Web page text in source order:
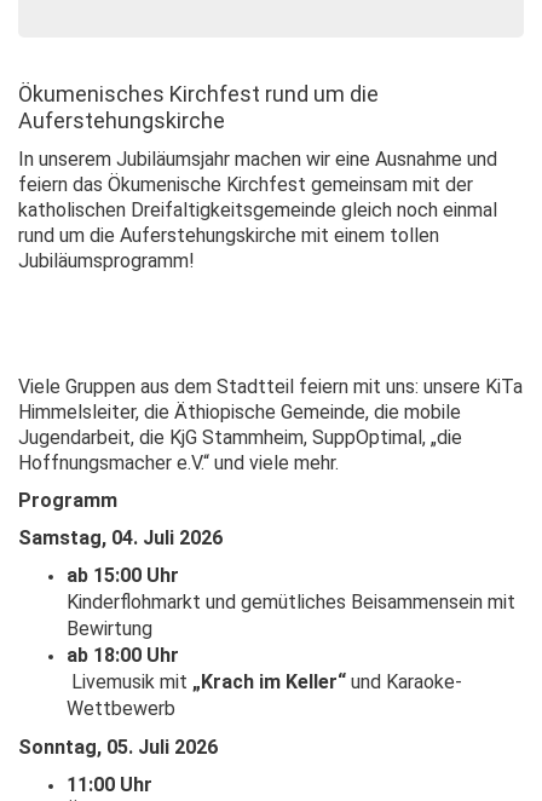
Ökumenisches Kirchfest rund um die
Auferstehungskirche
In unserem Jubiläumsjahr machen wir eine Ausnahme und
feiern das Ökumenische Kirchfest gemeinsam mit der
katholischen Dreifaltigkeitsgemeinde gleich noch einmal
rund um die Auferstehungskirche mit einem tollen
Jubiläumsprogramm!
Viele Gruppen aus dem Stadtteil feiern mit uns: unsere KiTa
Himmelsleiter, die Äthiopische Gemeinde, die mobile
Jugendarbeit, die KjG Stammheim, SuppOptimal, „die
Hoffnungsmacher e.V.“ und viele mehr.
Programm
Samstag, 04. Juli 2026
ab 15:00 Uhr
Kinderflohmarkt und gemütliches Beisammensein mit
Bewirtung
ab 18:00 Uhr
Livemusik mit „Krach im Keller“ und Karaoke-
Wettbewerb
Sonntag, 05. Juli 2026
11:00 Uhr